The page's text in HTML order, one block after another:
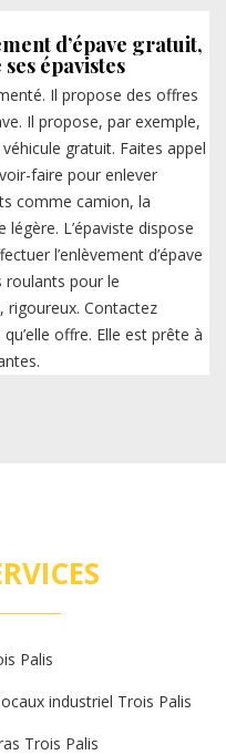
d’épave gratuit,
épavistes
Il propose des offres
Il propose, par exemple,
gratuit. Faites appel
faire pour enlever
comme camion, la
L’épaviste dispose
l’enlèvement d’épave
roulants pour le
rigoureux. Contactez
offre. Elle est prête à
Palis
industriel Trois Palis
Trois Palis